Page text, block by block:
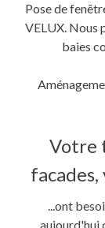
Pose de
VELUX. Nous
baies
Votre
facades,
...ont
aujourd'hui